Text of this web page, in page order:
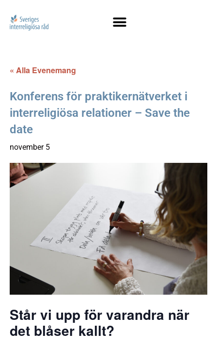
« Alla Evenemang
Konferens för praktikernätverket i
interreligiösa relationer – Save the
date
november 5
Står vi upp för varandra när
det blåser kallt?